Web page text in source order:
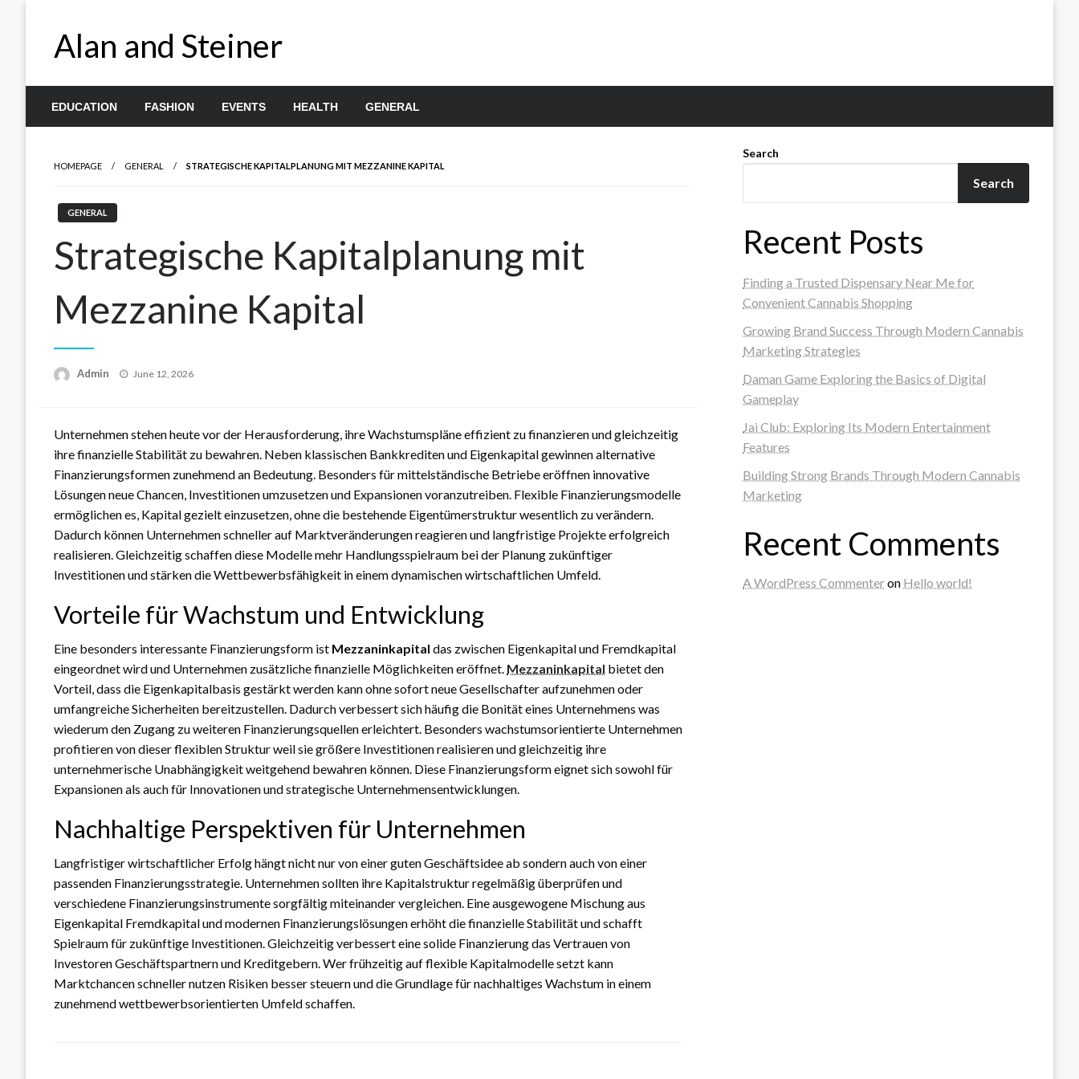
Alan and Steiner
EDUCATION FASHION EVENTS HEALTH GENERAL
HOMEPAGE GENERAL STRATEGISCHE KAPITALPLANUNG MIT MEZZANINE KAPITAL
GENERAL
Strategische Kapitalplanung mit
Mezzanine Kapital
Admin
Posted
June 12, 2026
Unternehmen stehen heute vor der Herausforderung, ihre Wachstumspläne effizient zu finanzieren und gleichzeitig
ihre finanzielle Stabilität zu bewahren. Neben klassischen Bankkrediten und Eigenkapital gewinnen alternative
Finanzierungsformen zunehmend an Bedeutung. Besonders für mittelständische Betriebe eröffnen innovative
Lösungen neue Chancen, Investitionen umzusetzen und Expansionen voranzutreiben. Flexible Finanzierungsmodelle
ermöglichen es, Kapital gezielt einzusetzen, ohne die bestehende Eigentümerstruktur wesentlich zu verändern.
Dadurch können Unternehmen schneller auf Marktveränderungen reagieren und langfristige Projekte erfolgreich
realisieren. Gleichzeitig schaffen diese Modelle mehr Handlungsspielraum bei der Planung zukünftiger
Investitionen und stärken die Wettbewerbsfähigkeit in einem dynamischen wirtschaftlichen Umfeld.
Vorteile für Wachstum und Entwicklung
Eine besonders interessante Finanzierungsform ist Mezzaninkapital das zwischen Eigenkapital und Fremdkapital
eingeordnet wird und Unternehmen zusätzliche finanzielle Möglichkeiten eröffnet. Mezzaninkapital bietet den
Vorteil, dass die Eigenkapitalbasis gestärkt werden kann ohne sofort neue Gesellschafter aufzunehmen oder
umfangreiche Sicherheiten bereitzustellen. Dadurch verbessert sich häufig die Bonität eines Unternehmens was
wiederum den Zugang zu weiteren Finanzierungsquellen erleichtert. Besonders wachstumsorientierte Unternehmen
profitieren von dieser flexiblen Struktur weil sie größere Investitionen realisieren und gleichzeitig ihre
unternehmerische Unabhängigkeit weitgehend bewahren können. Diese Finanzierungsform eignet sich sowohl für
Expansionen als auch für Innovationen und strategische Unternehmensentwicklungen.
Nachhaltige Perspektiven für Unternehmen
Langfristiger wirtschaftlicher Erfolg hängt nicht nur von einer guten Geschäftsidee ab sondern auch von einer
passenden Finanzierungsstrategie. Unternehmen sollten ihre Kapitalstruktur regelmäßig überprüfen und
verschiedene Finanzierungsinstrumente sorgfältig miteinander vergleichen. Eine ausgewogene Mischung aus
Eigenkapital Fremdkapital und modernen Finanzierungslösungen erhöht die finanzielle Stabilität und schafft
Spielraum für zukünftige Investitionen. Gleichzeitig verbessert eine solide Finanzierung das Vertrauen von
Investoren Geschäftspartnern und Kreditgebern. Wer frühzeitig auf flexible Kapitalmodelle setzt kann
Marktchancen schneller nutzen Risiken besser steuern und die Grundlage für nachhaltiges Wachstum in einem
zunehmend wettbewerbsorientierten Umfeld schaffen.
Search
Search
Recent Posts
Finding a Trusted Dispensary Near Me for
Convenient Cannabis Shopping
Growing Brand Success Through Modern Cannabis
Marketing Strategies
Daman Game Exploring the Basics of Digital
Gameplay
Jai Club: Exploring Its Modern Entertainment
Features
Building Strong Brands Through Modern Cannabis
Marketing
Recent Comments
A WordPress Commenteron Hello world!